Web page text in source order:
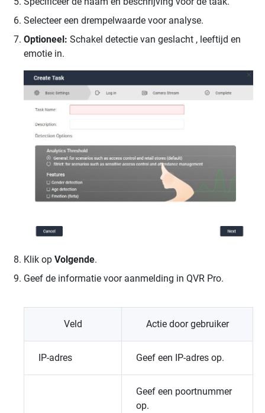
Selecteer een drempelwaarde voor analyse.
Optioneel: Schakel detectie van geslacht , leeftijd en
emotie in.
Klik op Volgende.
Geef de informatie voor aanmelding in QVR Pro.
Veld Actie door gebruiker
IP-adres Geef een IP-adres op.
Geef een poortnummer
op.